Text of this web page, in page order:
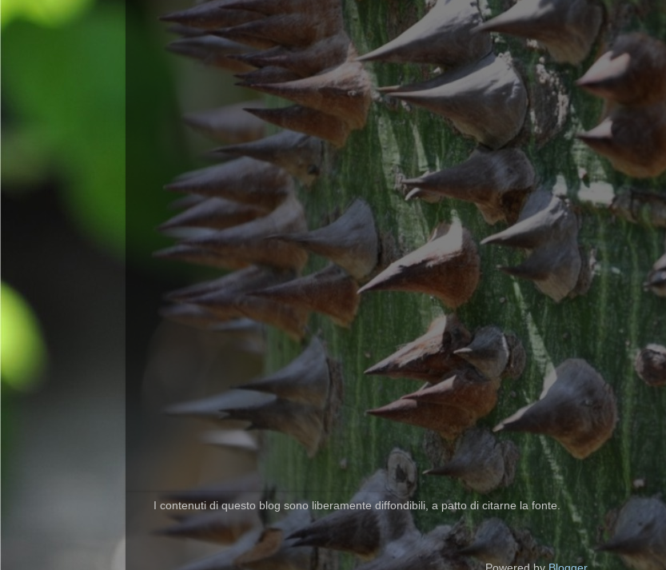
I contenuti di questo blog sono liberamente diffondibili, a patto di citarne la fonte.